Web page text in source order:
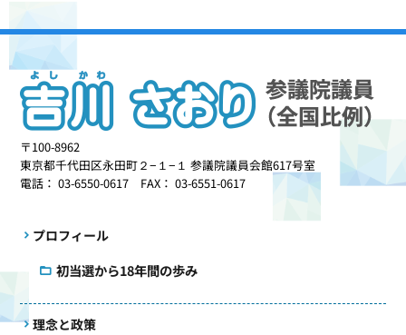
〒100-8962
東京都千代田区永田町２−１−１ 参議院議員会館617号室
電話： 03-6550-0617 FAX： 03-6551-0617
プロフィール
初当選から18年間の歩み
理念と政策